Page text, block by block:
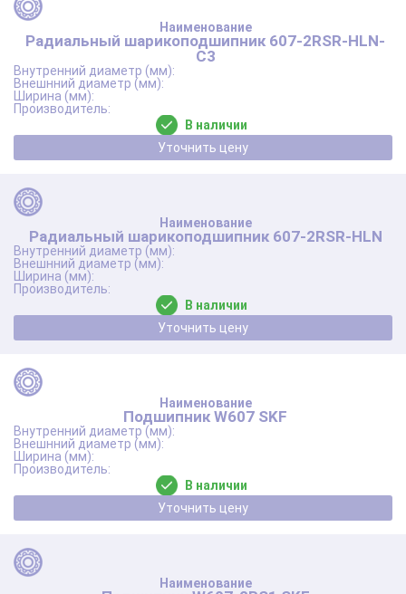
Радиальный шарикоподшипник 607-2RSR-HLN-
C3
В наличии
Уточнить цену
Радиальный шарикоподшипник 607-2RSR-HLN
В наличии
Уточнить цену
Подшипник W607 SKF
В наличии
Уточнить цену